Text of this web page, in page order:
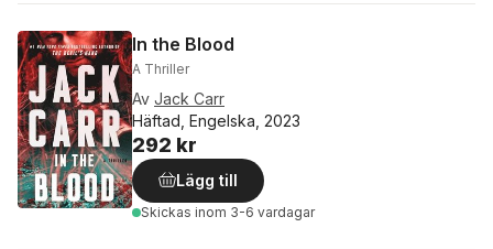
In the Blood
A Thriller
Av Jack Carr
Häftad, Engelska, 2023
292 kr
Lägg till
Skickas inom 3-6 vardagar